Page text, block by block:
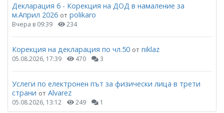
Декларация 6 - Корекция на ДОД в намаление за
м.Април 2026 от polikaro
Вчера в 09:39 234
Корекция на декларация по чл.50 от niklaz
05.08.2026, 17:39 470 3
Услеги по електронен път за физически лица в трети
страни от Alvarez
05.08.2026, 13:12 249 1